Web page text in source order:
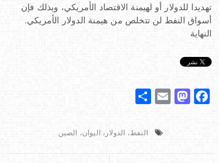
تهديدا للدولار أو لهيمنة الاقتصاد الأمريكي، وبذلك فإن
أسواق النفط لن تتخلص من هيمنة الدولار الأمريكي.
النهاية
F
M
st
E
ai
ar
النفط، الدولار، اليوان، الصين